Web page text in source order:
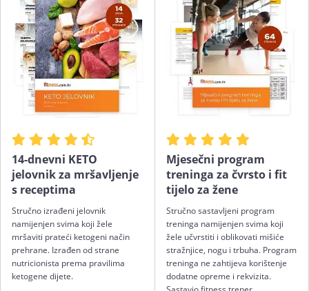
14-dnevni KETO
jelovnik za mršavljenje
s receptima
Stručno izrađeni jelovnik
namijenjen svima koji žele
mršaviti prateći ketogeni način
prehrane. Izrađen od strane
nutricionista prema pravilima
ketogene dijete.
Mjesečni program
treninga za čvrsto i fit
tijelo za žene
Stručno sastavljeni program
treninga namijenjen svima koji
žele učvrstiti i oblikovati mišiće
stražnjice, nogu i trbuha. Program
treninga ne zahtijeva korištenje
dodatne opreme i rekvizita.